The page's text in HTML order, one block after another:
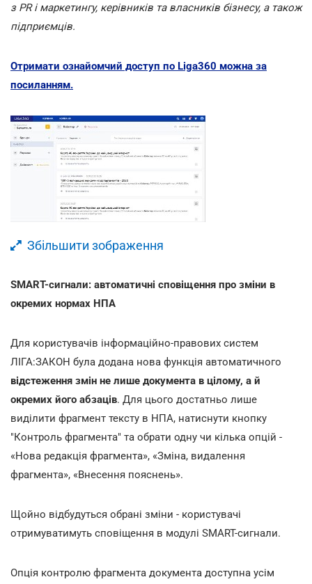
з PR і маркетингу, керівників та власників бізнесу, а також
підприємців.
Отримати ознайомчий доступ по Liga360 можна за
посиланням.
Збільшити зображення
SMART-сигнали: автоматичні сповіщення про зміни в
окремих нормах НПА
Для користувачів інформаційно-правових систем
ЛІГА:ЗАКОН була додана нова функція автоматичного
відстеження змін не лише документа в цілому, а й
окремих його абзаців. Для цього достатньо лише
виділити фрагмент тексту в НПА, натиснути кнопку
"Контроль фрагмента" та обрати одну чи кілька опцій -
«Нова редакція фрагмента», «Зміна, видалення
фрагмента», «Внесення пояснень».
Щойно відбудуться обрані зміни - користувачі
отримуватимуть сповіщення в модулі SMART-сигнали.
Опція контролю фрагмента документа доступна усім